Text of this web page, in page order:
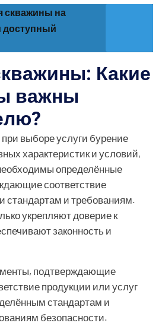
скважины на
доступный
Какие
важны
выборе услуги бурение
характеристик и условий,
определённые
соответствие
стандартам и требованиям.
укрепляют доверие к
законность и
подтверждающие
продукции или услуг
стандартам и
безопасности.